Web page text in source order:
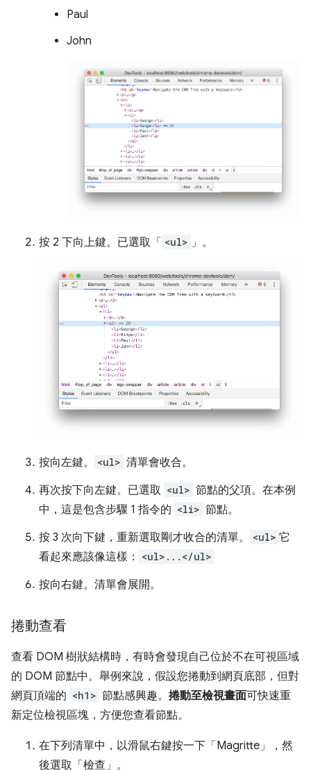
Paul
John
按 2 下向上鍵。已選取「 <ul> 」。
按向左鍵。 <ul> 清單會收合。
再次按下向左鍵。已選取 <ul> 節點的父項。在本例
中，這是包含步驟 1 指令的 <li> 節點。
按 3 次向下鍵，重新選取剛才收合的清單。 <ul> 它
看起來應該像這樣：
<ul>...</ul>
按向右鍵。清單會展開。
捲動查看
查看 DOM 樹狀結構時，有時會發現自己位於不在可視區域
的 DOM 節點中。舉例來說，假設您捲動到網頁底部，但對
網頁頂端的 <h1> 節點感興趣。 捲動至檢視畫面可快速重
新定位檢視區塊，方便您查看節點。
在下列清單中，以滑鼠右鍵按一下「Magritte」
，然
後選取「檢查」 。